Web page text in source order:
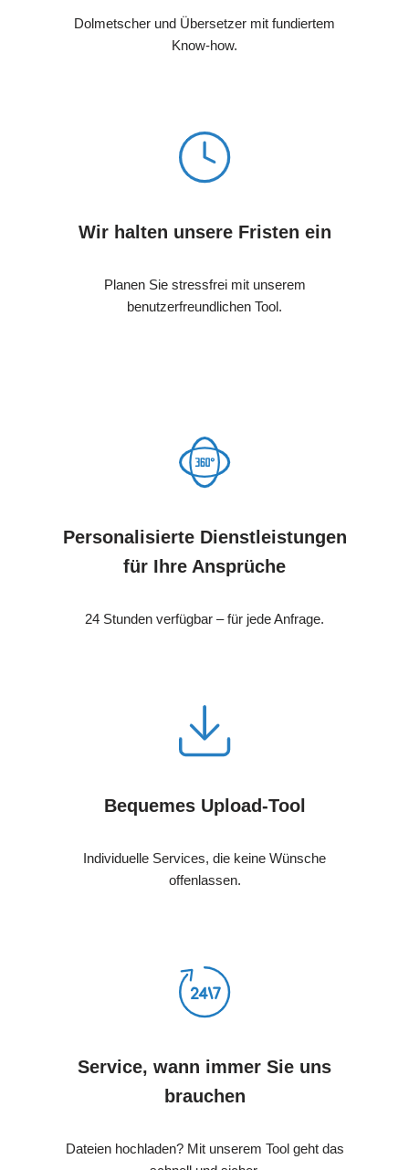
Dolmetscher und Übersetzer mit fundiertem
Know-how.
Wir halten unsere Fristen ein
Planen Sie stressfrei mit unserem
benutzerfreundlichen Tool.
Personalisierte Dienstleistungen
für Ihre Ansprüche
24 Stunden verfügbar – für jede Anfrage.
Bequemes Upload-Tool
Individuelle Services, die keine Wünsche
offenlassen.
Service, wann immer Sie uns
brauchen
Dateien hochladen? Mit unserem Tool geht das